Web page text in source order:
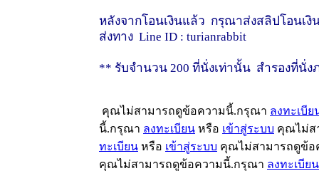
หลังจากโอนเงินแล้ว กรุณาส่งสลิปโอนเงิ
ส่งทาง Line ID : turianrabbit
** รับจำนวน 200 ที่นั่งเท่านั้น สำรองที่นั่ง
คุณไม่สามารถดูข้อความนี้.กรุณา ลงทะเบีย
นี้.กรุณา ลงทะเบียน หรือ เข้าสู่ระบบ คุณไม่ส
ทะเบียน หรือ เข้าสู่ระบบ คุณไม่สามารถดูข้
คุณไม่สามารถดูข้อความนี้.กรุณา ลงทะเบียน